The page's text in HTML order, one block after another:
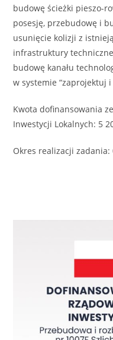
budowę ścieżki pieszo-
posesję, przebudowę i
usunięcie kolizji z
infrastruktury
budowę kanału
w systemie “zaprojektuj
Kwota dofinansowania
Inwestycji Lokalnych: 5
Okres realizacji zadania: